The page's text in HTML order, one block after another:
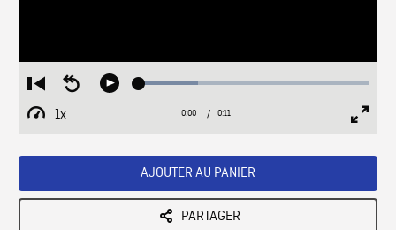
Restart
from
beginning
Seek
Play Loaded:
1x
Playback
Current
0:00 / Duration
0:11
AJOUTER AU PANIER
PARTAGER